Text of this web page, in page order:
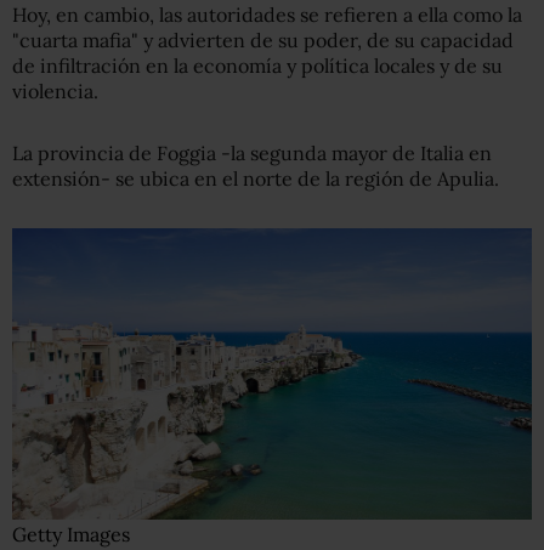
Hoy, en cambio, las autoridades se refieren a ella como la
"cuarta mafia" y advierten de su poder, de su capacidad
de infiltración en la economía y política locales y de su
violencia.
La provincia de Foggia -la segunda mayor de Italia en
extensión- se ubica en el norte de la región de Apulia.
Getty Images